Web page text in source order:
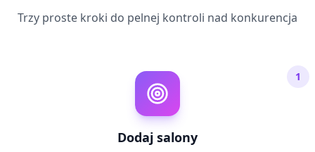
Trzy proste kroki do pelnej kontroli nad konkurencja
1
Dodaj salony